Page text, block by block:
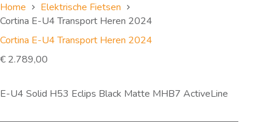
Home
Elektrische Fietsen
Cortina E-U4 Transport Heren 2024
Cortina E-U4 Transport Heren 2024
€ 2.789,00
E-U4 Solid H53 Eclips Black Matte MHB7 ActiveLine